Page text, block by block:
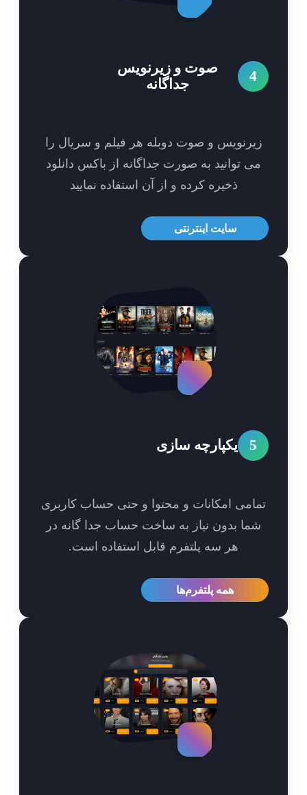
صوت و زیرنویس
جداگانه
و صوت دوبله هر فیلم و سریال را
توانید به صورت جداگانه از باکس دانلود
ذخیره کرده و از آن استفاده نمایید
سایت اینترنتی
یکپارچه سازی
امکانات و محتوا و حتی حساب کاربری
بدون نیاز به ساخت حساب جدا گانه در
هر سه پلتفرم قابل استفاده است.
همه پلتفرم‌ها